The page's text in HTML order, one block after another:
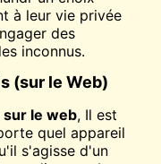
à leur vie privée
des
inconnus.
(sur le Web)
le web, Il est
quel appareil
s'agisse d'un